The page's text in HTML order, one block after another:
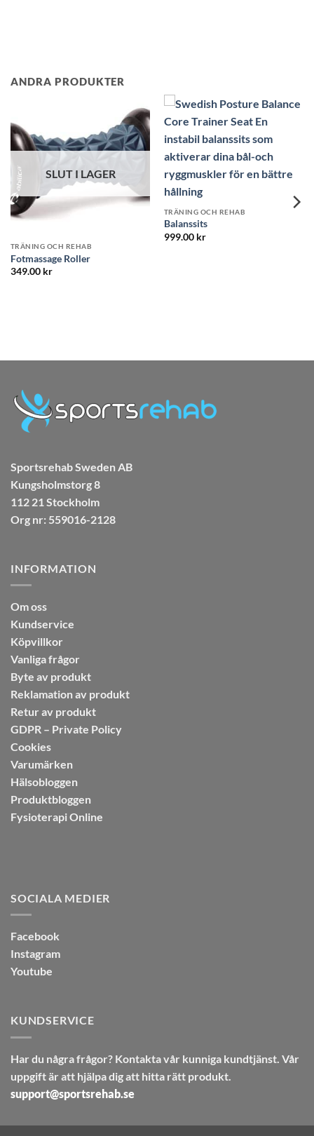
ANDRA PRODUKTER
OCH REHAB
Rea!
SLUT I LAGER
Sportsrehab Sweden AB
Kungsholmstorg 8
112 21 Stockholm
Org nr: 559016-2128
INFORMATION
Om oss
Kundservice
Köpvillkor
Vanliga frågor
Byte av produkt
Reklamation av produkt
Retur av produkt
GDPR – Private Policy
Cookies
Varumärken
Hälsobloggen
Produktbloggen
Fysioterapi Online
SOCIALA MEDIER
Facebook
Instagram
Youtube
KUNDSERVICE
Har du några frågor? Kontakta vår kunniga kundtjänst. Vår
uppgift är att hjälpa dig att hitta rätt produkt.
support@sportsrehab.se